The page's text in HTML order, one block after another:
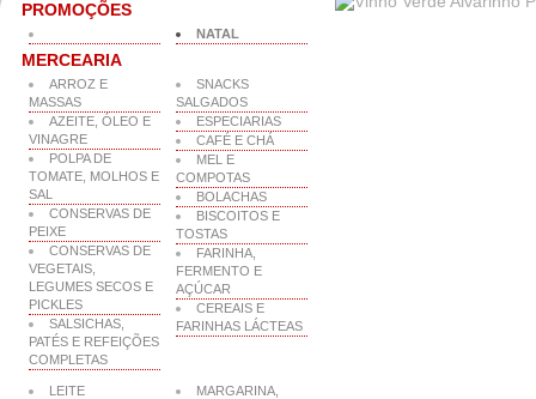
PROMOÇÕES
NATAL
MERCEARIA
ARROZ E
MASSAS
AZEITE, ÓLEO E
VINAGRE
POLPA DE
TOMATE, MOLHOS E
SAL
CONSERVAS DE
PEIXE
CONSERVAS DE
VEGETAIS,
LEGUMES SECOS E
PICKLES
SALSICHAS,
PATÉS E REFEIÇÕES
COMPLETAS
SNACKS
SALGADOS
ESPECIARIAS
CAFÉ E CHÁ
MEL E
COMPOTAS
BOLACHAS
BISCOITOS E
TOSTAS
FARINHA,
FERMENTO E
AÇÚCAR
CEREAIS E
FARINHAS LÁCTEAS
LEITE
MARGARINA,